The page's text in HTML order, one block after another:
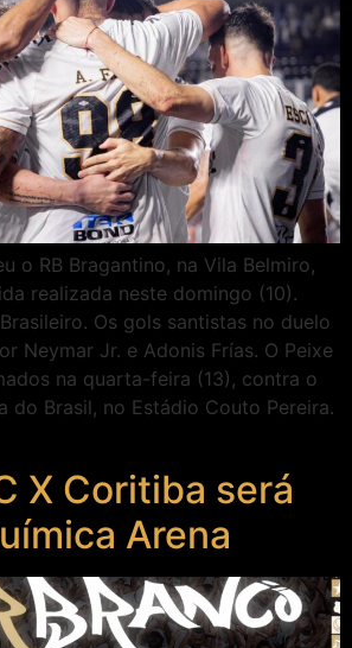
o RB Bragantino, na Vila Belmiro,
realizada neste domingo (10).
Os gols santistas no duelo
Neymar Jr. e Adonis Frías. O Peixe
na quarta-feira (13), contra o
do Brasil, no Estádio Couto Pereira.
X Coritiba será
Arena